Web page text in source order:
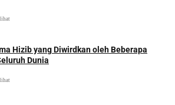
Hizib yang Diwirdkan oleh Beberapa
Dunia